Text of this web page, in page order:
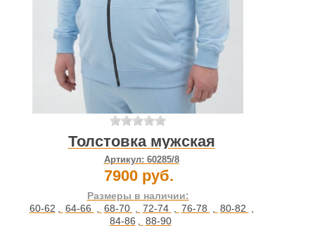
Толстовка мужская
Артикул: 60285/8
7900 руб.
Размеры в наличии:
60-62 , 64-66 , 68-70 , 72-74 , 76-78 , 80-82 ,
84-86 , 88-90